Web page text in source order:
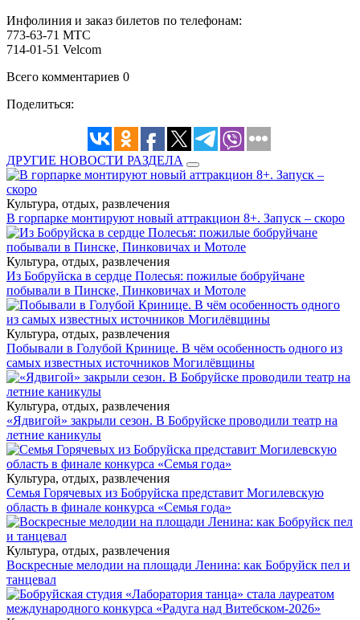
Инфолиния и заказ билетов по телефонам:
773-63-71 МТС
714-01-51 Velcom
Всего комментариев 0
Поделиться:
ДРУГИЕ НОВОСТИ РАЗДЕЛА
Культура, отдых, развлечения
В горпарке монтируют новый аттракцион 8+. Запуск – скоро
Культура, отдых, развлечения
Из Бобруйска в сердце Полесья: пожилые бобруйчане
побывали в Пинске, Пинковичах и Мотоле
Культура, отдых, развлечения
Побывали в Голубой Кринице. В чём особенность одного из
самых известных источников Могилёвщины
Культура, отдых, развлечения
«Ядвигой» закрыли сезон. В Бобруйске проводили театр на
летние каникулы
Культура, отдых, развлечения
Семья Горячевых из Бобруйска представит Могилевскую
область в финале конкурса «Семья года»
Культура, отдых, развлечения
Воскресные мелодии на площади Ленина: как Бобруйск пел и
танцевал